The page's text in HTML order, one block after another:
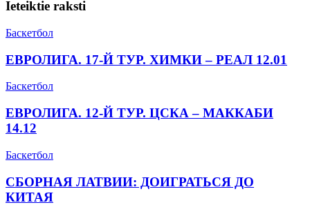
Ieteiktie raksti
Баскетбол
ЕВРОЛИГА. 17-Й ТУР. ХИМКИ – РЕАЛ 12.01
Баскетбол
ЕВРОЛИГА. 12-Й ТУР. ЦСКА – МАККАБИ
14.12
Баскетбол
СБОРНАЯ ЛАТВИИ: ДОИГРАТЬСЯ ДО
КИТАЯ